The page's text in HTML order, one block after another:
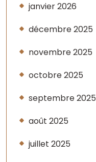
janvier 2026
décembre 2025
novembre 2025
octobre 2025
septembre 2025
août 2025
juillet 2025